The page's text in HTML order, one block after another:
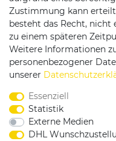
Service & Kontakt
Rufen Sie uns an
0375 - 21459172
Zustimmung kann
besteht das Recht,
zu einem späteren
Weitere Informationen
personenbezogener
unserer
Essenziell
Statistik
Externe Medien
DHL